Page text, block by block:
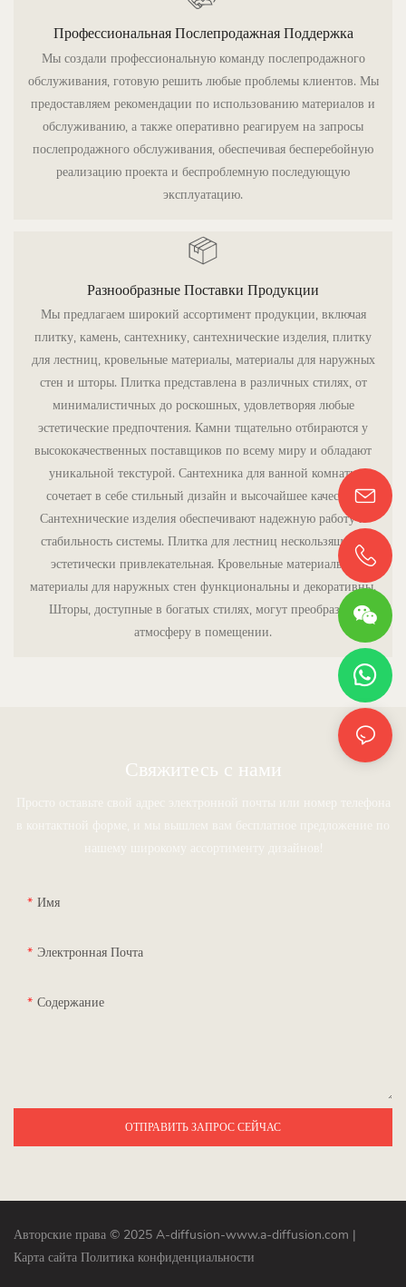
Профессиональная Послепродажная Поддержка
Мы создали профессиональную команду послепродажного
обслуживания, готовую решить любые проблемы клиентов. Мы
предоставляем рекомендации по использованию материалов и
обслуживанию, а также оперативно реагируем на запросы
послепродажного обслуживания, обеспечивая бесперебойную
реализацию проекта и беспроблемную последующую
эксплуатацию.
Разнообразные Поставки Продукции
Мы предлагаем широкий ассортимент продукции, включая
плитку, камень, сантехнику, сантехнические изделия, плитку
для лестниц, кровельные материалы, материалы для наружных
стен и шторы. Плитка представлена ​​в различных стилях, от
минималистичных до роскошных, удовлетворяя любые
эстетические предпочтения. Камни тщательно отбираются у
высококачественных поставщиков по всему миру и обладают
уникальной текстурой. Сантехника для ванной комнаты
сочетает в себе стильный дизайн и высочайшее качество.
Сантехнические изделия обеспечивают надежную работу и
стабильность системы. Плитка для лестниц нескользящая и
эстетически привлекательная. Кровельные материалы и
материалы для наружных стен функциональны и декоративны.
Шторы, доступные в богатых стилях, могут преобразить
атмосферу в помещении.
Свяжитесь с нами
Просто оставьте свой адрес электронной почты или номер телефона
в контактной форме, и мы вышлем вам бесплатное предложение по
нашему широкому ассортименту дизайнов!
Имя
Электронная Почта
Содержание
ОТПРАВИТЬ ЗАПРОС СЕЙЧАС
Авторские права © 2025 A-diffusion-www.a-diffusion.com |
Карта сайта Политика конфиденциальности